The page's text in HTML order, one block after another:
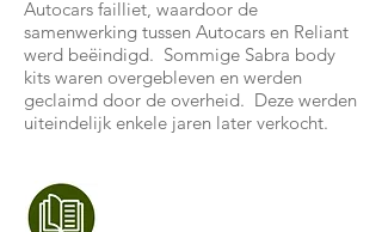
Autocars failliet, waardoor de
samenwerking tussen Autocars en Reliant
werd beëindigd. Sommige Sabra body
kits waren overgebleven en werden
geclaimd door de overheid. Deze werden
uiteindelijk enkele jaren later verkocht.